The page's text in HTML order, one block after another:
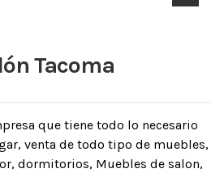
Tacoma
que tiene todo lo necesario
venta de todo tipo de muebles,
dormitorios, Muebles de salon,